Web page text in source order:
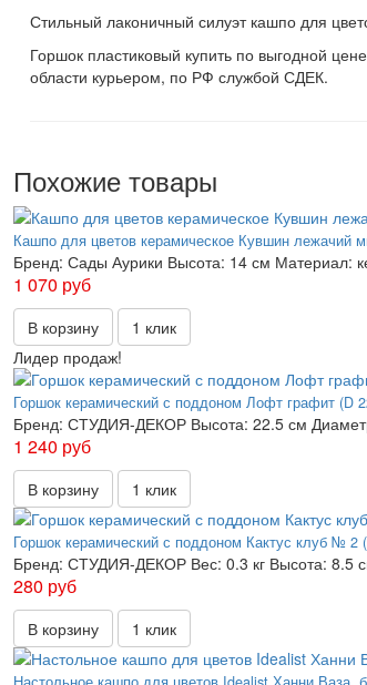
Стильный лаконичный силуэт кашпо для
Горшок пластиковый купить по выгодной
области курьером, по РФ службой СДЕК.
Похожие товары
Кашпо для цветов керамическое Кувшин лежачий
Бренд: Сады Аурики Высота: 14 см Материал:
1 070 руб
В корзину
1 клик
Лидер продаж!
Горшок керамический с поддоном Лофт графит (D
Бренд: СТУДИЯ-ДЕКОР Высота: 22.5 см
1 240 руб
В корзину 1 клик
Горшок керамический с поддоном Кактус клуб № 2
Бренд: СТУДИЯ-ДЕКОР Вес: 0.3 кг Высота: 8.5
280 руб
В корзину 1 клик